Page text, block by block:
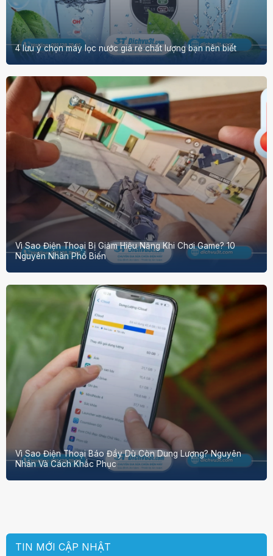
4 lưu ý chọn máy lọc nước giá rẻ chất lượng bạn nên biết
Vì Sao Điện Thoại Bị Giảm Hiệu Năng Khi Chơi Game? 10
Nguyên Nhân Phổ Biến
Vì Sao Điện Thoại Báo Đầy Dù Còn Dung Lượng? Nguyên
Nhân Và Cách Khắc Phục
TIN MỚI CẬP NHẬT